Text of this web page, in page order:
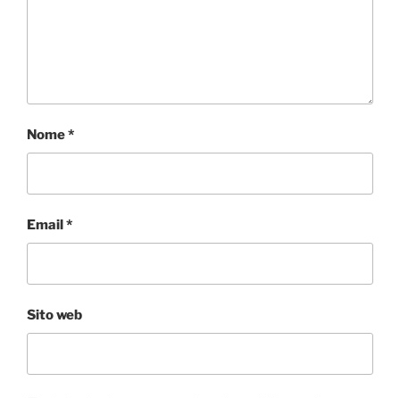
Nome*
Email*
Sito web